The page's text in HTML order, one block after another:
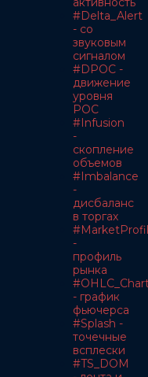
#Delta_Alert
- со
звуковым
сигналом
#DPOC -
движение
уровня
POC
#Infusion
-
скопление
объемов
#Imbalance
-
дисбаланс
в торгах
-
профиль
рынка
- график
фьючерса
#Splash -
точечные
всплески
#TS_DOM